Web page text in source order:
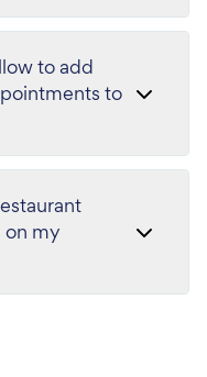
to add
to
on my